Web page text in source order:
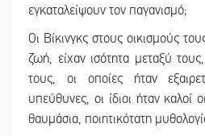
εγκαταλείψουν τον παγανισμό;
Οι Βίκινγκς στους οικισμούς
ζωή, είχαν ισότητα μεταξύ
τους, οι οποίες ήταν
υπεύθυνες, οι ίδιοι ήταν καλοί
θαυμάσια, ποιητικότατη